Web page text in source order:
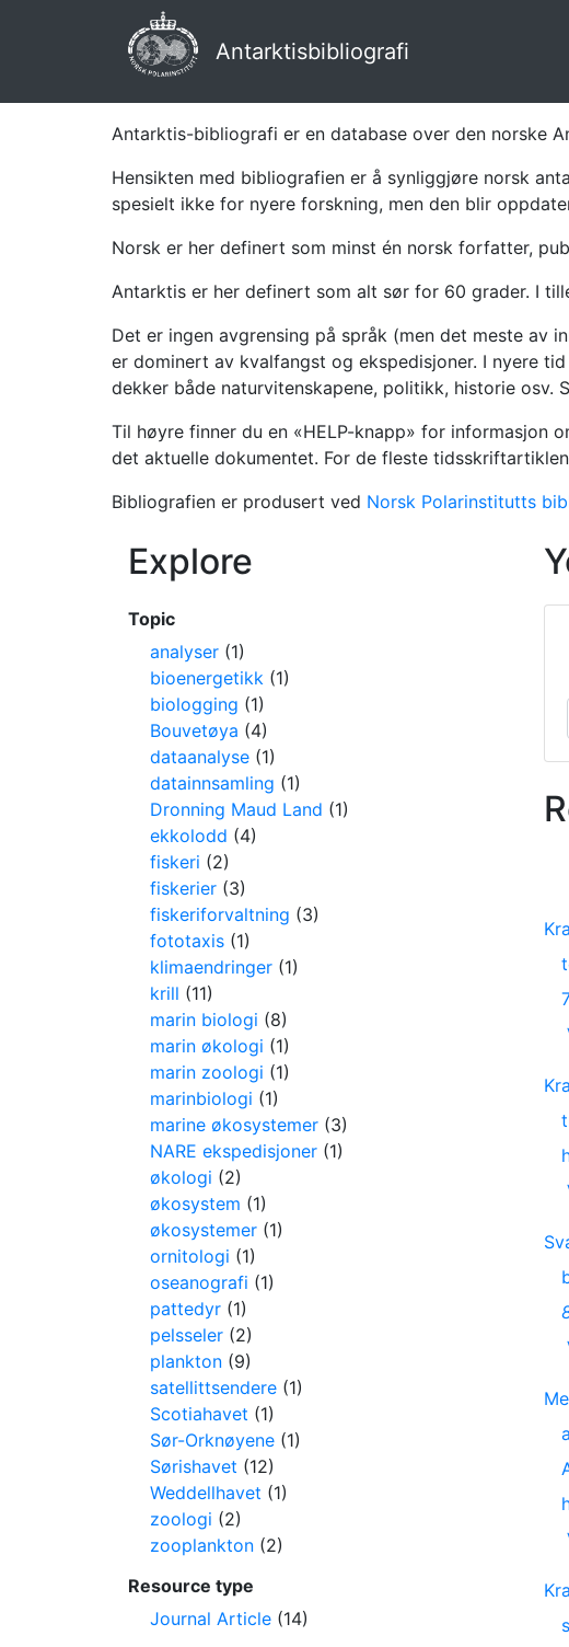
Antarktisbibliografi
Antarktis-bibliografi er en database over den norske
Hensikten med bibliografien er å synliggjøre norsk
spesielt ikke for nyere forskning, men den blir
Norsk er her definert som minst én norsk forfatter,
Antarktis er her definert som alt sør for 60 grader. I
Det er ingen avgrensing på språk (men det meste av
er dominert av kvalfangst og ekspedisjoner. I nyere
dekker både naturvitenskapene, politikk, historie
Til høyre finner du en «HELP-knapp» for informasjon
det aktuelle dokumentet. For de fleste
Bibliografien er produsert ved Norsk Polarinstitutts
Explore
Topic
analyser (1)
bioenergetikk (1)
biologging (1)
Bouvetøya (4)
dataanalyse (1)
datainnsamling (1)
Dronning Maud Land (1)
ekkolodd (4)
fiskeri (2)
fiskerier (3)
fiskeriforvaltning (3)
fototaxis (1)
klimaendringer (1)
krill (11)
marin biologi (8)
marin økologi (1)
marin zoologi (1)
marinbiologi (1)
marine økosystemer (3)
NARE ekspedisjoner (1)
økologi (2)
økosystem (1)
økosystemer (1)
ornitologi (1)
oseanografi (1)
pattedyr (1)
pelsseler (2)
plankton (9)
satellittsendere (1)
Scotiahavet (1)
Sør-Orknøyene (1)
Sørishavet (12)
Weddellhavet (1)
zoologi (2)
zooplankton (2)
Resource type
Journal Article (14)